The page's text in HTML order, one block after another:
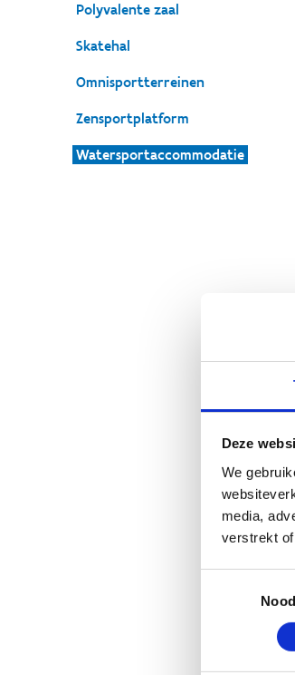
Deze
We
media,
verstrekt
Polyvalente zaal
Skatehal
Omnisportterreinen
Zensportplatform
Watersportaccommodatie